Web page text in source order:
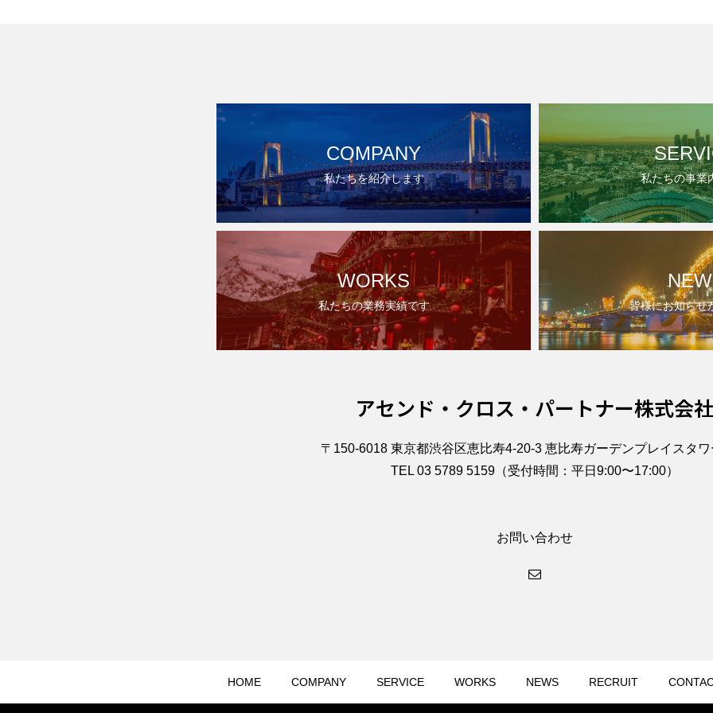
COMPANY
私たちを紹介します 私たちの事業
WORKS
私たちの業務実績です 皆様にお知らせ
アセンド・クロス・パートナー株式会社
〒150-6018 東京都渋谷区恵比寿4-20-3 恵比寿ガーデンプレイスタ
TEL 03 5789 5159（受付時間：平日9:00〜17:00）
お問い合わせ
HOME COMPANY SERVICE WORKS NEWS RECRUIT